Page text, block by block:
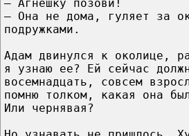
– Агнешку позови!
– Она не дома, гуляет за
подружками.
Адам двинулся к околице,
я узнаю ее? Ей сейчас
восемнадцать, совсем
помню толком, какая она
Или чернявая?